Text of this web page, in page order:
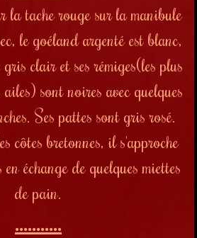
la tache rouge sur la manibule
le goéland argenté est blanc,
clair et ses rémiges(les plus
sont noires avec quelques
Ses pattes sont gris rosé.
côtes bretonnes, il s'approche
échange de quelques miettes
de pain.
...........